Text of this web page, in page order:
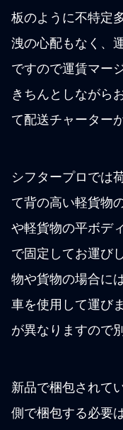
板のように不特定
洩の心配もなく、
ですので運賃マー
きちんとしながら
て配送チャーター
シフタープロでは
て背の高い軽貨物
や軽貨物の平ボデ
で固定してお運び
物や貨物の場合に
車を使用して運び
が異なりますので
新品で梱包されて
側で梱包する必要